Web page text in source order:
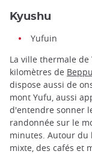
Kyushu
Yufuin
La ville thermale
kilomètres de Beppu
dispose aussi de
mont Yufu, aussi
d'entendre sonner
randonnée sur le
minutes. Autour du
mixte, des cafés et